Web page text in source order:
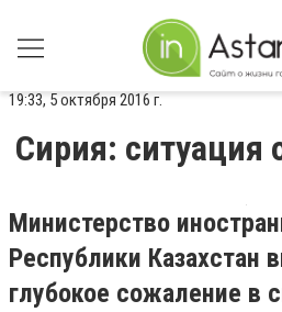
19:33, 5 октября 2016 г.
Сирия: ситуация
Министерство
Республики Казахстан
глубокое сожаление в